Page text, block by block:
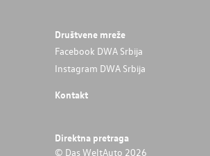
Društvene mreže
Facebook DWA Srbija
Instagram DWA Srbija
Kontakt
Direktna pretraga
© Das WeltAuto 2026